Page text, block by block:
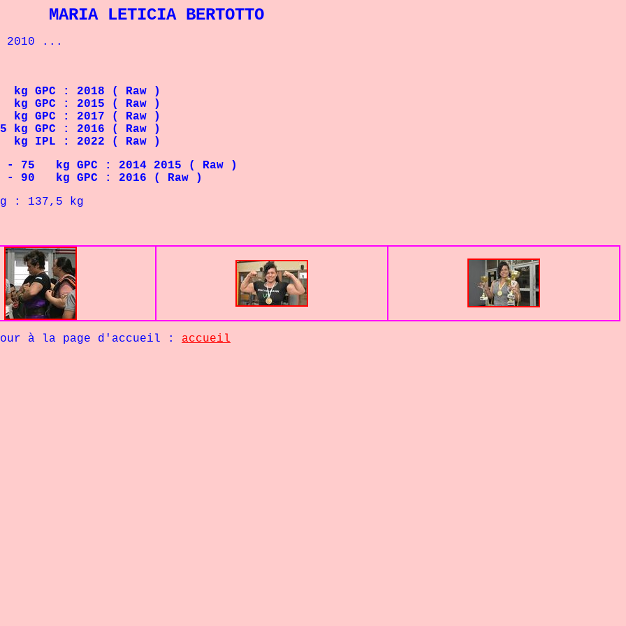
MARIA LETICIA BERTOTTO
2010 ...
GPC : 2018 ( Raw )
GPC : 2015 ( Raw )
GPC : 2017 ( Raw )
kg GPC : 2016 ( Raw )
kg IPL : 2022 ( Raw )
1 - 75 kg GPC : 2014 2015 ( Raw )
1 - 90 kg GPC : 2016 ( Raw )
: 137,5 kg
d'accueil : accueil